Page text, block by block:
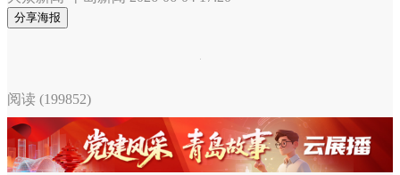
分享海报
阅读 (199852)